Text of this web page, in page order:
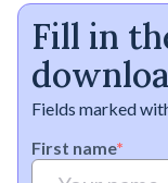
Intégrez
pour avoir un
Fill in
Fields marked
First name*